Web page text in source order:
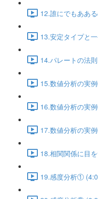
12.誰にでもああ
13.安定タイプと
14.パレートの法
15.数値分析の実
16.数値分析の実
17.数値分析の実
18.相関関係に目
19.感度分析①